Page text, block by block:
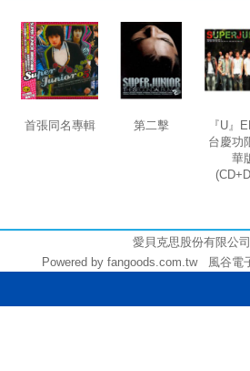
首張同名專輯 第二擊
『U』
台慶功
華
愛貝克思股份有限
Powered by fangoods.com.tw 風谷電子商